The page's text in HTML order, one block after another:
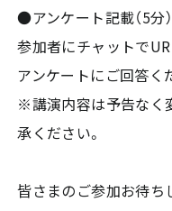
●アンケート記載（5分）
参加者にチャットで
アンケートにご回答く
※講演内容は予告なく
承ください。
皆さまのご参加お待ち